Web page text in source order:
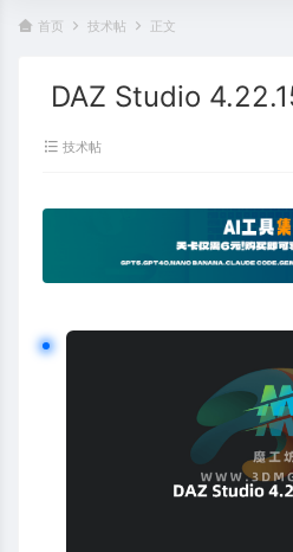
首页 技术帖 正文
DAZ Studio
技术帖